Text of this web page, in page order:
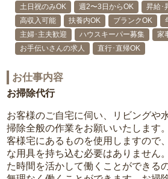
土日祝のみOK 週2〜3日からOK 昇給･
高収入可能
扶養内OK ブランクOK
主婦･主夫歓迎
ハウスキーパー募集
家
お手伝いさんの求人
直行･直帰OK
お仕事内容
お掃除代行
お客様のご自宅に伺い、リビングや
掃除全般の作業をお願いいたします
客様宅にあるものを使用しますので
な用具を持ち込む必要はありません
た時間を活かして働くことができる